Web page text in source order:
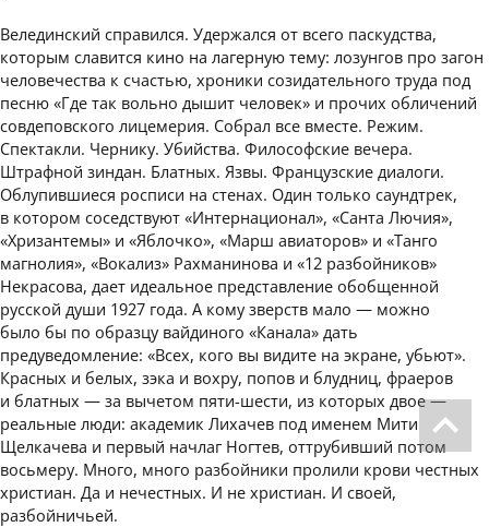
Велединский справился. Удержался от всего паскудства,
которым славится кино на лагерную тему: лозунгов про загон
человечества к счастью, хроники созидательного труда под
песню «Где так вольно дышит человек» и прочих обличений
совдеповского лицемерия. Собрал все вместе. Режим.
Спектакли. Чернику. Убийства. Философские вечера.
Штрафной зиндан. Блатных. Язвы. Французские диалоги.
Облупившиеся росписи на стенах. Один только саундтрек,
в котором соседствуют «Интернационал», «Санта Лючия»,
«Хризантемы» и «Яблочко», «Марш авиаторов» и «Танго
магнолия», «Вокализ» Рахманинова и «12 разбойников»
Некрасова, дает идеальное представление обобщенной
русской души 1927 года. А кому зверств мало — можно
было бы по образцу вайдиного «Канала» дать
предуведомление: «Всех, кого вы видите на экране, убьют».
Красных и белых, зэка и вохру, попов и блудниц, фраеров
и блатных — за вычетом пяти-шести, из которых двое —
реальные люди: академик Лихачев под именем Мити
Щелкачева и первый начлаг Ногтев, оттрубивший потом
восьмеру. Много, много разбойники пролили крови честных
христиан. Да и нечестных. И не христиан. И своей,
разбойничьей.